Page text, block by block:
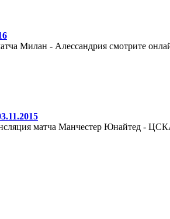
Милан - Алессандрия смотрите
матча Манчестер Юнайтед -